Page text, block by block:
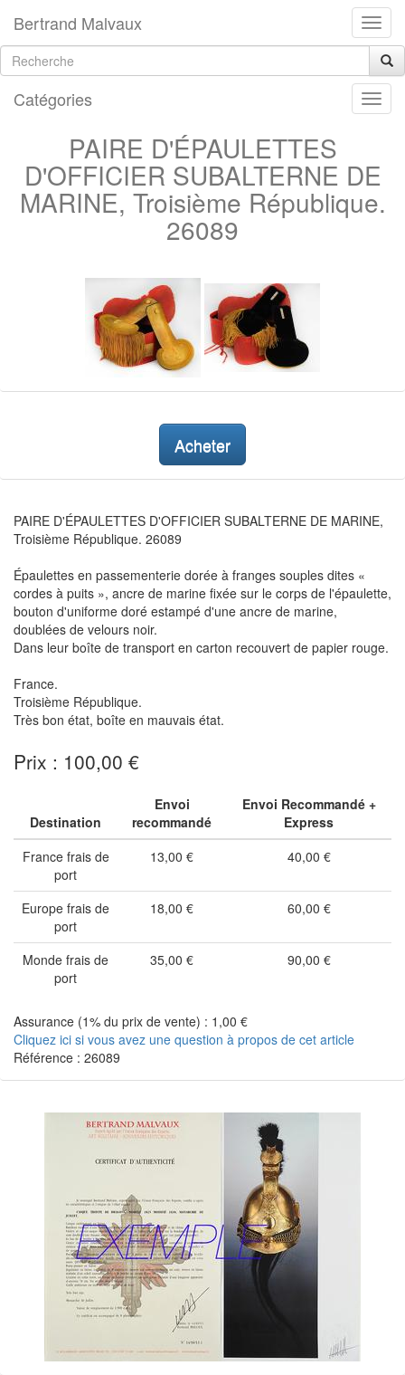
Bertrand Malvaux
Catégories
PAIRE D'ÉPAULETTES
D'OFFICIER SUBALTERNE DE
MARINE, Troisième République.
26089
Acheter
PAIRE D'ÉPAULETTES D'OFFICIER SUBALTERNE DE MARINE,
Troisième République. 26089
Épaulettes en passementerie dorée à franges souples dites «
cordes à puits », ancre de marine fixée sur le corps de l'épaulette,
bouton d'uniforme doré estampé d'une ancre de marine,
doublées de velours noir.
Dans leur boîte de transport en carton recouvert de papier rouge.
France.
Troisième République.
Très bon état, boîte en mauvais état.
Prix : 100,00 €
Destination
Envoi
recommandé
Envoi Recommandé +
Express
France frais de
port
13,00 € 40,00 €
Europe frais de
port
18,00 € 60,00 €
Monde frais de
port
35,00 € 90,00 €
Assurance (1% du prix de vente) : 1,00 €
Cliquez ici si vous avez une question à propos de cet article
Référence : 26089